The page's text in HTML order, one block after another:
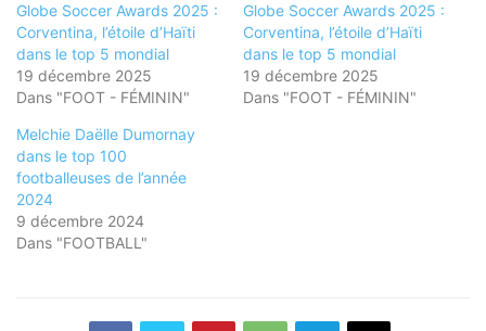
Globe Soccer Awards 2025 :
Corventina, l’étoile d’Haïti
dans le top 5 mondial
19 décembre 2025
Dans "FOOT - FÉMININ"
Globe Soccer Awards 2025 :
Corventina, l’étoile d’Haïti
dans le top 5 mondial
19 décembre 2025
Dans "FOOT - FÉMININ"
Melchie Daëlle Dumornay
dans le top 100
footballeuses de l’année
2024
9 décembre 2024
Dans "FOOTBALL"